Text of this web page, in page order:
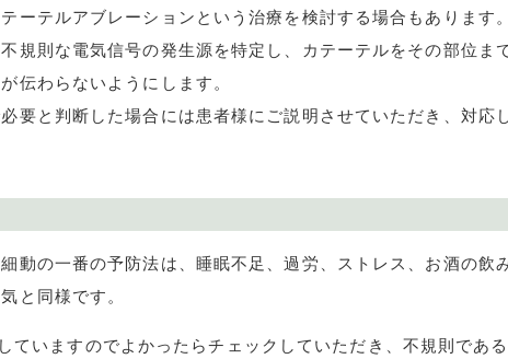
テルアブレーションという治療を検討する場合もあります。
規則な電気信号の発生源を特定し、カテーテルをその部位
伝わらないようにします。
要と判断した場合には患者様にご説明させていただき、対応
の一番の予防法は、睡眠不足、過労、ストレス、お酒の飲
と同様です。
ていますのでよかったらチェックしていただき、不規則であ